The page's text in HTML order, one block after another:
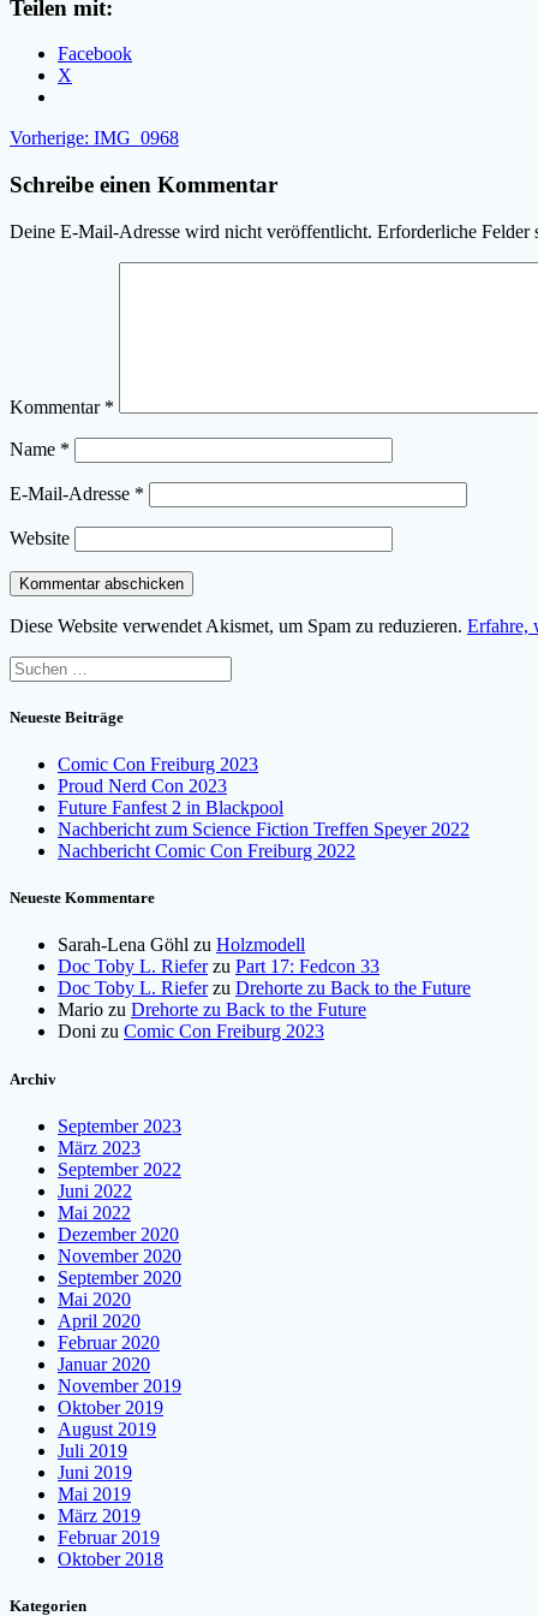
Teilen mit:
Facebook
X
Beitragsnavigation
Vorherige: Vorheriger
IMG_0968
Schreibe einen Kommentar
Deine E-Mail-Adresse wird nicht veröffentlicht. Erforderliche Felder
Kommentar *
Name *
E-Mail-Adresse *
Website
Diese Website verwendet Akismet, um Spam zu reduzieren. Erfahre,
Suchen
nach:
Neueste Beiträge
Comic Con Freiburg 2023
Proud Nerd Con 2023
Future Fanfest 2 in Blackpool
Nachbericht zum Science Fiction Treffen Speyer 2022
Nachbericht Comic Con Freiburg 2022
Neueste Kommentare
Sarah-Lena Göhl zu Holzmodell
Doc Toby L. Rieferzu Part 17: Fedcon 33
Doc Toby L. Rieferzu Drehorte zu Back to the Future
Mario zu Drehorte zu Back to the Future
Doni zu Comic Con Freiburg 2023
Archiv
September 2023
März 2023
September 2022
Juni 2022
Mai 2022
Dezember 2020
November 2020
September 2020
Mai 2020
April 2020
Februar 2020
Januar 2020
November 2019
Oktober 2019
August 2019
Juli 2019
Juni 2019
Mai 2019
März 2019
Februar 2019
Oktober 2018
Kategorien